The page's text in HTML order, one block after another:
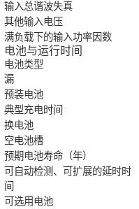
输入总谐波失真
其他输入电压
满负载下的输入功率因数
电池与运行时间
电池类型
漏
预装电池
典型充电时间
换电池
空电池槽
预期电池寿命（年）
可自动检测、可扩展的延时时
间
可选用电池